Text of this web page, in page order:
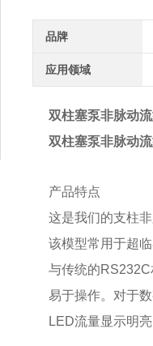
品牌
应用领域
双柱塞泵非脉动
双柱塞泵非脉动
产品特点
这是我们的支柱
该模型常用于超
与传统的
易于操作。对于
LED流量显示明